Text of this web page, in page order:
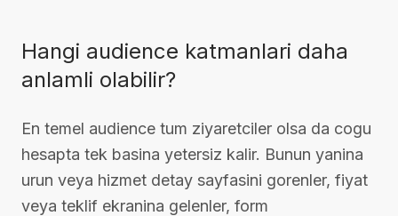
Hangi audience katmanlari daha
anlamli olabilir?
En temel audience tum ziyaretciler olsa da cogu
hesapta tek basina yetersiz kalir. Bunun yanina
urun veya hizmet detay sayfasini gorenler, fiyat
veya teklif ekranina gelenler, form